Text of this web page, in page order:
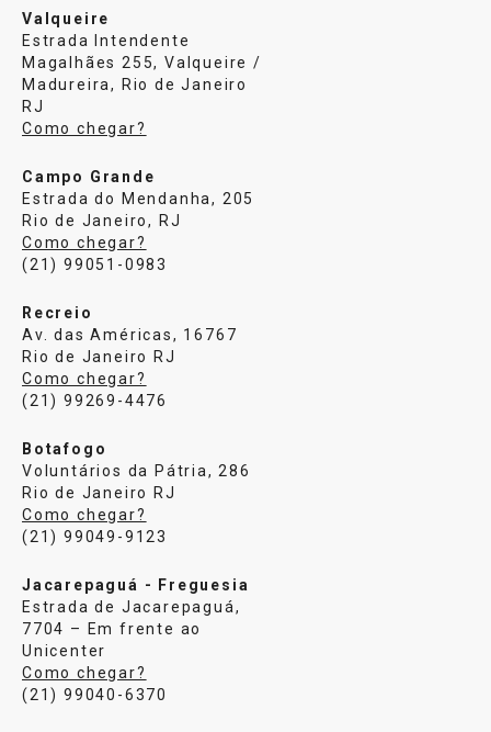
Valqueire
Estrada Intendente
Magalhães 255, Valqueire /
Madureira, Rio de Janeiro
RJ
Como chegar?
Campo Grande
Estrada do Mendanha, 205
Rio de Janeiro, RJ
Como chegar?
(21) 99051-0983
Recreio
Av. das Américas, 16767
Rio de Janeiro RJ
Como chegar?
(21) 99269-4476
Botafogo
Voluntários da Pátria, 286
Rio de Janeiro RJ
Como chegar?
(21) 99049-9123
Jacarepaguá - Freguesia
Estrada de Jacarepaguá,
7704 – Em frente ao
Unicenter
Como chegar?
(21) 99040-6370